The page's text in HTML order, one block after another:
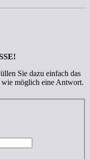
Sie dazu einfach das
wie möglich eine Antwort.